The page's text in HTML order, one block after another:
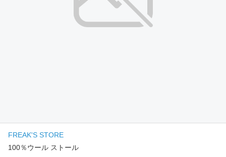
FREAK'S STORE
100％ウール ストール